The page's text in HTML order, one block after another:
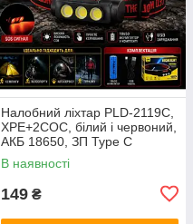
Налобний ліхтар PLD-2119C,
XPE+2COC, білий і червоний,
АКБ 18650, ЗП Type C
В наявності
149 ₴